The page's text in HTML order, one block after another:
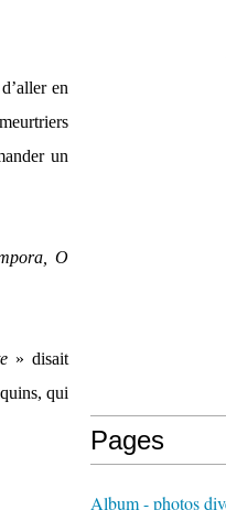
en
un
O
» disait
qui
Pages
Album - photos